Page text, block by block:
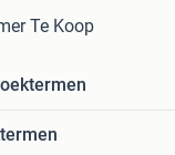
Te Koop